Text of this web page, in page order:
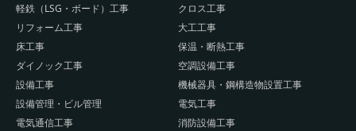
軽鉄（LSG・ボード）工事
クロス工事
リフォーム工事
大工工事
床工事
保温・断熱工事
ダイノック工事
空調設備工事
設備工事
機械器具・鋼構造物設置工事
設備管理・ビル管理
電気工事
電気通信工事
消防設備工事